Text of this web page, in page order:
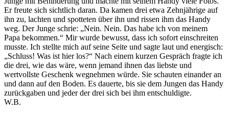
Er freute sich sichtlich daran. Da kamen drei etwa Zehnjährige auf
ihn zu, lachten und spotteten über ihn und rissen ihm das Handy
weg. Der Junge schrie: „Nein. Nein. Das habe ich von meinem
Papa bekommen.“ Mir wurde bewusst, dass ich sofort einschreiten
musste. Ich stellte mich auf seine Seite und sagte laut und energisch:
„Schluss! Was ist hier los?“ Nach einem kurzen Gespräch fragte ich
die drei, wie das wäre, wenn jemand ihnen das liebste und
wertvollste Geschenk wegnehmen würde. Sie schauten einander an
und dann auf den Boden. Es dauerte, bis sie dem Jungen das Handy
zurückgaben und jeder der drei sich bei ihm entschuldigte.
W.B.